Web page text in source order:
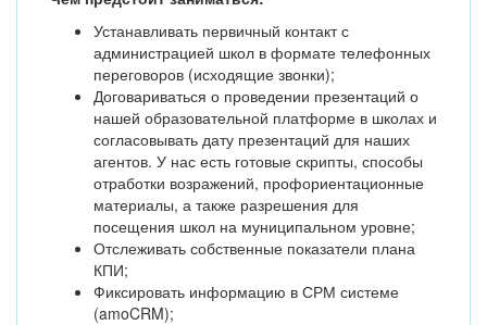
Устанавливать первичный контакт с
администрацией школ в формате телефонных
переговоров (исходящие звонки);
Договариваться о проведении презентаций о
нашей образовательной платформе в школах и
согласовывать дату презентаций для наших
агентов. У нас есть готовые скрипты, способы
отработки возражений, профориентационные
материалы, а также разрешения для
посещения школ на муниципальном уровне;
Отслеживать собственные показатели плана
КПИ;
Фиксировать информацию в СРМ системе
(amoCRM);